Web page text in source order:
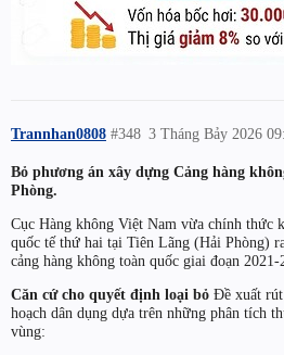
Trannhan0808 3 Tháng Bảy 2026
#348
Bỏ phương án xây dựng Cảng hàng
Phòng.
Cục Hàng không Việt Nam vừa chính thức
quốc tế thứ hai tại Tiên Lãng (Hải Phòng)
cảng hàng không toàn quốc giai đoạn
Căn cứ cho quyết định loại bỏ Đề xuất
hoạch dân dụng dựa trên những phân tích
vùng: